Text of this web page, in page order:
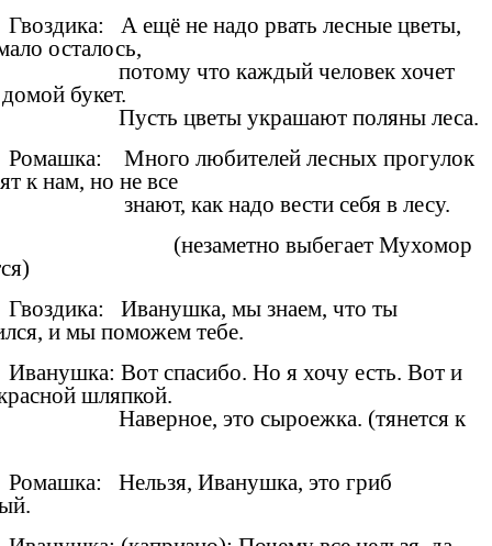
Гвоздика: А ещё не надо рвать лесные цветы,
осталось,
потому что каждый человек хочет
букет.
Пусть цветы украшают поляны леса.
Ромашка: Много любителей лесных прогулок
к нам, но не все
знают, как надо вести себя в лесу.
(незаметно выбегает Мухомор
Гвоздика: Иванушка, мы знаем, что ты
и мы поможем тебе.
Иванушка: Вот спасибо. Но я хочу есть. Вот и
шляпкой.
Наверное, это сыроежка. (тянется к
Ромашка: Нельзя, Иванушка, это гриб